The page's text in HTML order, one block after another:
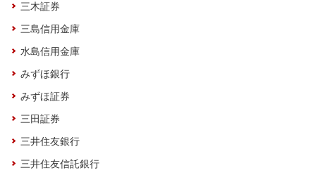
三木証券
三島信用金庫
水島信用金庫
みずほ銀行
みずほ証券
三田証券
三井住友銀行
三井住友信託銀行